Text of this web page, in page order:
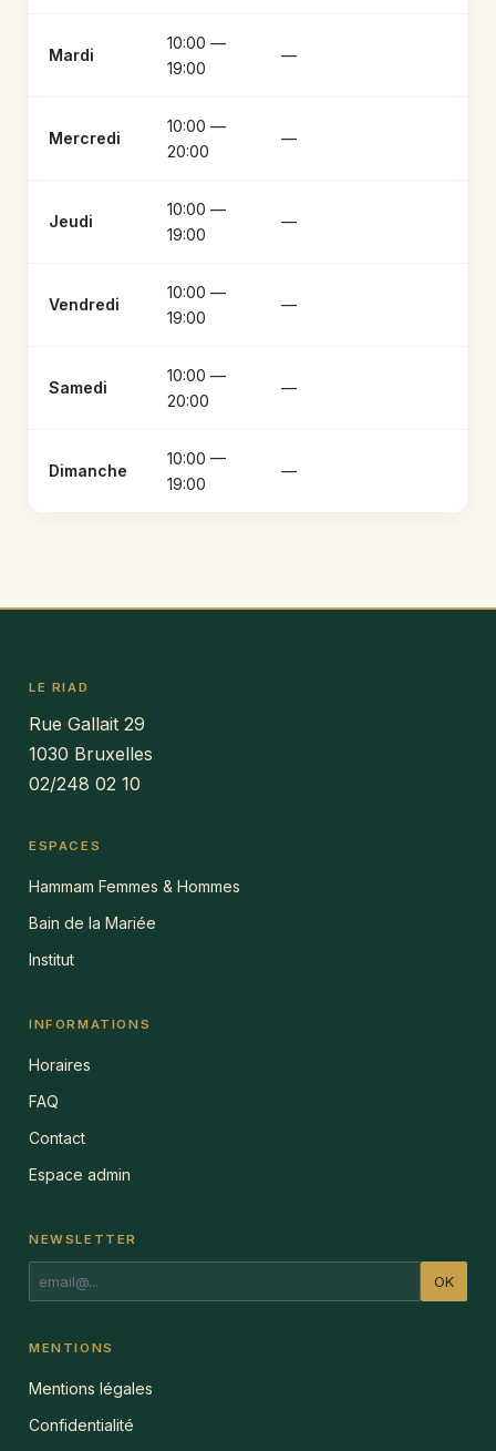
Mardi
10:00 —
19:00
—
Mercredi
10:00 —
20:00
—
Jeudi
10:00 —
19:00
—
Vendredi
10:00 —
19:00
—
Samedi
10:00 —
20:00
—
Dimanche
10:00 —
19:00
—
LE RIAD
Rue Gallait 29
1030 Bruxelles
02/248 02 10
ESPACES
Hammam Femmes & Hommes
Bain de la Mariée
Institut
INFORMATIONS
Horaires
FAQ
Contact
Espace admin
NEWSLETTER
OK
MENTIONS
Mentions légales
Confidentialité